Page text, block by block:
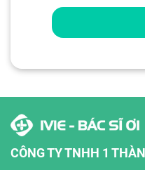
CÔNG TY TNHH 1